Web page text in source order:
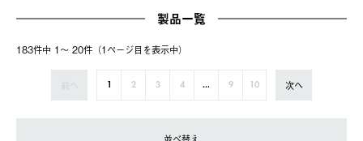
製品一覧
183件中 1〜 20件（1ページ⽬を表⽰中）
前へ 1 2 3 4 ... 9 10 次へ